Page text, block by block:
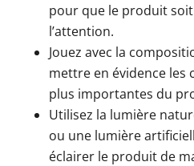
pour que le produit
l’attention.
Jouez avec la
mettre en évidence les
plus importantes du
Utilisez la lumière
ou une lumière
éclairer le produit de